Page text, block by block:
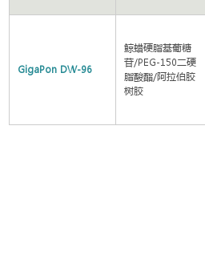
GigaPon DW-96
鲸蜡硬脂基葡糖
苷/PEG-150二硬
脂酸酯/阿拉伯胶
树胶